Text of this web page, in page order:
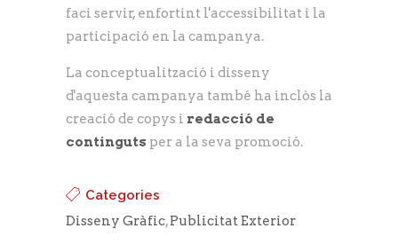
faci servir, enfortint l'accessibilitat i la
participació en la campanya.
La conceptualització i disseny
d'aquesta campanya també ha inclòs la
creació de copys i redacció de
continguts per a la seva promoció.
Categories
Disseny Gràfic,Publicitat Exterior